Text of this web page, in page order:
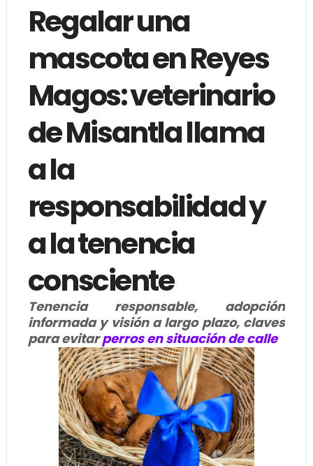
Regalar una
mascota en Reyes
Magos: veterinario
de Misantla llama
a la
responsabilidad y
a la tenencia
consciente
Tenencia responsable, adopción
informada y visión a largo plazo, claves
para evitarperros en situación de calle